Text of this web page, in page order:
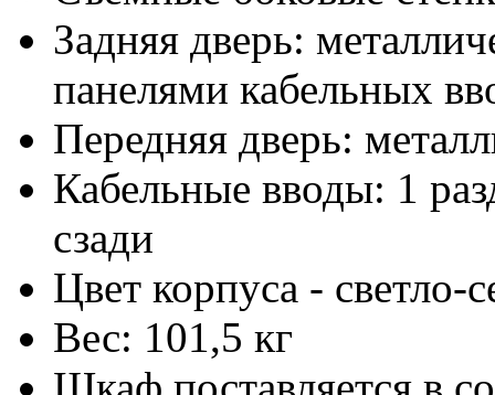
Задняя дверь:
панелями кабельных
Передняя дверь:
Кабельные вводы: 1
сзади
Цвет корпуса -
Вес: 101,5 кг